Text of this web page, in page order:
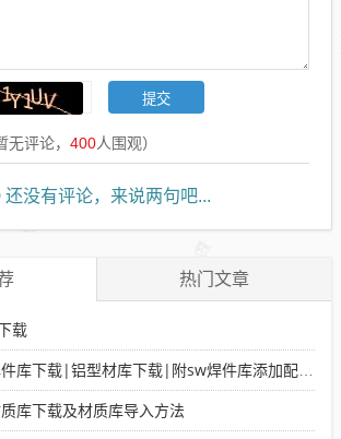
无评论， 400人围观）
还没有评论，来说两句吧...
热门文章
载
下载|铝型材库下载|附sw焊件库添加配置使用教程
库下载及材质库导入方法